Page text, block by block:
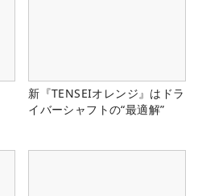
新『TENSEIオレンジ』はドラ
イバーシャフトの“最適解”